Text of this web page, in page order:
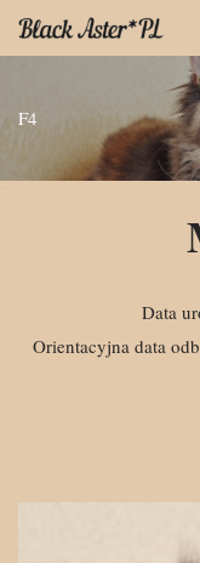
treści
F4
Data
Orientacyjna data